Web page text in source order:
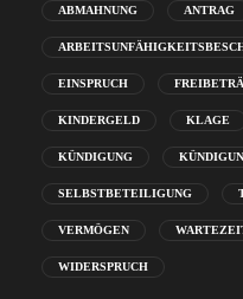
ABMAHNUNG ANTRAG
EINSPRUCH
KINDERGELD KLAGE
KÜNDIGUNG
SELBSTBETEILIGUNG
VERMÖGEN
WIDERSPRUCH